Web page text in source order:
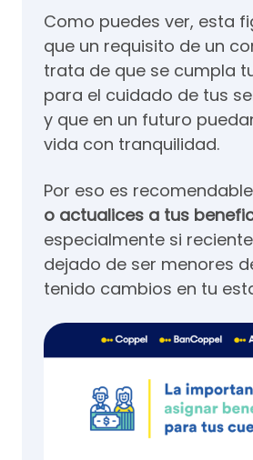
Como puedes ver, esta
que un requisito de un
trata de que se cumpla
para el cuidado de tus
y que en un futuro
vida con tranquilidad.
Por eso es
o actualices a tus
especialmente si
dejado de ser menores
tenido cambios en tu